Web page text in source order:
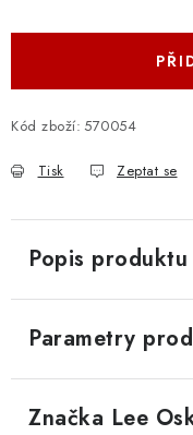
Kód zboží: 570054
Tisk Zeptat se
Popis produktu
Parametry
Značka Lee